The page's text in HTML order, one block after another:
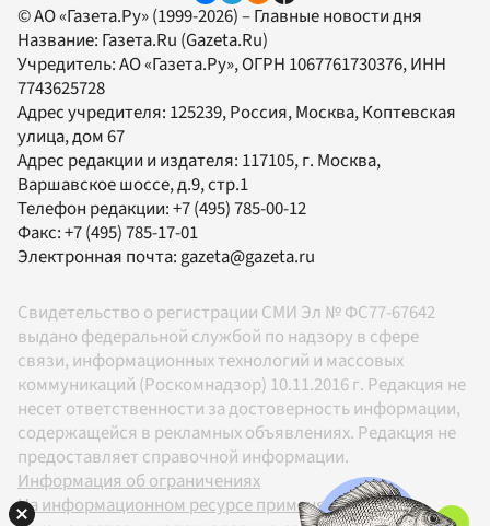
© АО «Газета.Ру» (1999-2026) – Главные новости дня
Название: Газета.Ru (Gazeta.Ru)
Учредитель:АО «Газета.Ру», ОГРН 1067761730376, ИНН
7743625728
Адрес учредителя: 125239, Россия, Москва, Коптевская
улица, дом 67
Адрес редакции и издателя: 117105, г. Москва,
Варшавское шоссе, д.9, стр.1
Телефон редакции:+7 (495) 785-00-12
Факс:+7 (495) 785-17-01
Электронная почта:gazeta@gazeta.ru
Свидетельство о регистрации СМИ Эл № ФС77-67642
выдано федеральной службой по надзору в сфере
связи, информационных технологий и массовых
коммуникаций (Роскомнадзор) 10.11.2016 г. Редакция не
несет ответственности за достоверность информации,
содержащейся в рекламных объявлениях. Редакция не
предоставляет справочной информации.
Информация об ограничениях
На информационном ресурсе применяются